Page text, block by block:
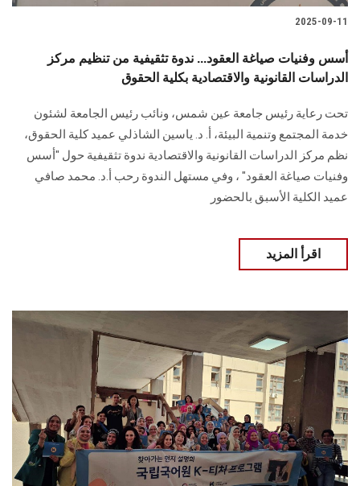
2025-09-11
أسس وفنيات صياغة العقود... ندوة تثقيفية من تنظيم مركز
الدراسات القانونية والاقتصادية بكلية الحقوق
تحت رعاية رئيس جامعة عين شمس، ونائب رئيس الجامعة لشئون
خدمة المجتمع وتنمية البيئة، أ. د. ياسين الشاذلي عميد كلية الحقوق،
نظم مركز الدراسات القانونية والاقتصادية ندوة تثقيفية حول "أسس
وفنيات صياغة العقود" ، وفي مستهل الندوة رحب أ.د. محمد صافي
عميد الكلية الأسبق بالحضور
اقرأ المزيد